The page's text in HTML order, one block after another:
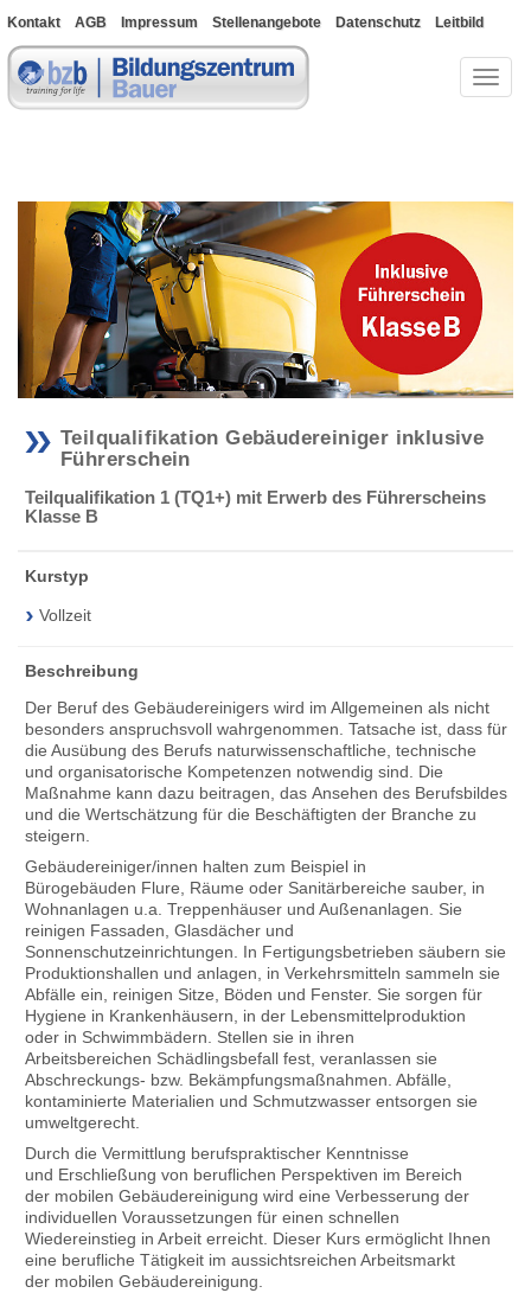
Kontakt AGB Impressum Stellenangebote Datenschutz
Leitbild
Bewerberportal
Teilqualifikation Gebäudereiniger inklusive
Führerschein
Teilqualifikation 1 (TQ1+) mit Erwerb des Führerscheins
Klasse B
Kurstyp
Vollzeit
Beschreibung
Der Beruf des Gebäudereinigers wird im Allgemeinen als nicht
besonders anspruchsvoll wahrgenommen. Tatsache ist, dass für
die Ausübung des Berufs naturwissenschaftliche, technische
und organisatorische Kompetenzen notwendig sind. Die
Maßnahme kann dazu beitragen, das Ansehen des Berufsbildes
und die Wertschätzung für die Beschäftigten der Branche zu
steigern.
Gebäudereiniger/innen halten zum Beispiel in
Bürogebäuden Flure, Räume oder Sanitärbereiche sauber, in
Wohnanlagen u.a. Treppenhäuser und Außenanlagen. Sie
reinigen Fassaden, Glasdächer und
Sonnenschutzeinrichtungen. In Fertigungsbetrieben säubern sie
Produktionshallen und anlagen, in Verkehrsmitteln sammeln sie
Abfälle ein, reinigen Sitze, Böden und Fenster. Sie sorgen für
Hygiene in Krankenhäusern, in der Lebensmittelproduktion
oder in Schwimmbädern. Stellen sie in ihren
Arbeitsbereichen Schädlingsbefall fest, veranlassen sie
Abschreckungs- bzw. Bekämpfungsmaßnahmen. Abfälle,
kontaminierte Materialien und Schmutzwasser entsorgen sie
umweltgerecht.
Durch die Vermittlung berufspraktischer Kenntnisse
und Erschließung von beruflichen Perspektiven im Bereich
der mobilen Gebäudereinigung wird eine Verbesserung der
individuellen Voraussetzungen für einen schnellen
Wiedereinstieg in Arbeit erreicht. Dieser Kurs ermöglicht Ihnen
eine berufliche Tätigkeit im aussichtsreichen Arbeitsmarkt
der mobilen Gebäudereinigung.